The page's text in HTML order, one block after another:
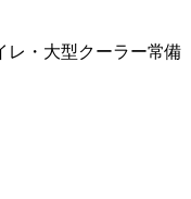
レ・大型クーラー常備